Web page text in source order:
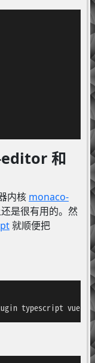
editor 和
内核 monaco-
是很有用的。然
就顺便把
typescript vue-